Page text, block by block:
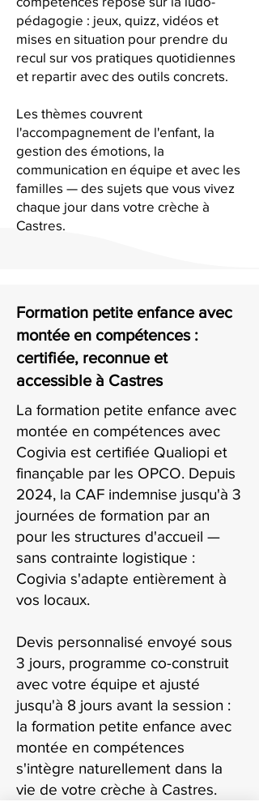
pédagogie : jeux, quizz, vidéos et
mises en situation pour prendre du
recul sur vos pratiques quotidiennes
et repartir avec des outils concrets.
Les thèmes couvrent
l'accompagnement de l'enfant, la
gestion des émotions, la
communication en équipe et avec les
familles — des sujets que vous vivez
chaque jour dans votre crèche à
Castres.
Formation petite enfance avec
montée en compétences :
certifiée, reconnue et
accessible à Castres
La formation petite enfance avec
montée en compétences avec
Cogivia est certifiée Qualiopi et
finançable par les OPCO. Depuis
2024, la CAF indemnise jusqu'à 3
journées de formation par an
pour les structures d'accueil —
sans contrainte logistique :
Cogivia s'adapte entièrement à
vos locaux.
Devis personnalisé envoyé sous
3 jours, programme co-construit
avec votre équipe et ajusté
jusqu'à 8 jours avant la session :
la formation petite enfance avec
montée en compétences
s'intègre naturellement dans la
vie de votre crèche à Castres.